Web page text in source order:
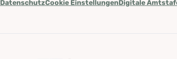
DatenschutzCookie EinstellungenDigitale